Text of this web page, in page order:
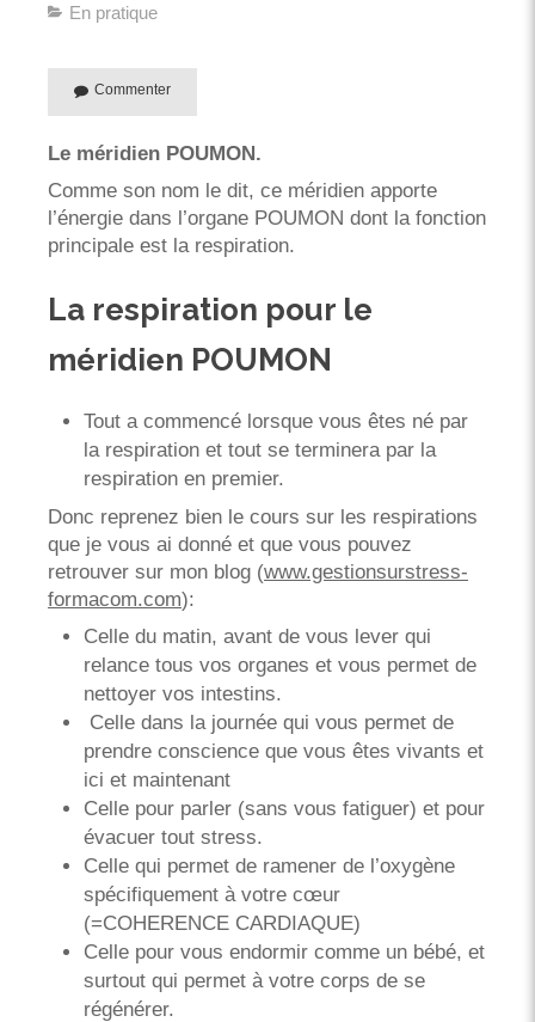
En pratique
Commenter
Le méridien POUMON.
Comme son nom le dit, ce méridien apporte
l’énergie dans l’organe POUMON dont la fonction
principale est la respiration.
La respiration pour le
méridien POUMON
Tout a commencé lorsque vous êtes né par
la respiration et tout se terminera par la
respiration en premier.
Donc reprenez bien le cours sur les respirations
que je vous ai donné et que vous pouvez
retrouver sur mon blog (www.gestionsurstress-
formacom.com):
Celle du matin, avant de vous lever qui
relance tous vos organes et vous permet de
nettoyer vos intestins.
Celle dans la journée qui vous permet de
prendre conscience que vous êtes vivants et
ici et maintenant
Celle pour parler (sans vous fatiguer) et pour
évacuer tout stress.
Celle qui permet de ramener de l’oxygène
spécifiquement à votre cœur
(=COHERENCE CARDIAQUE)
Celle pour vous endormir comme un bébé, et
surtout qui permet à votre corps de se
régénérer.